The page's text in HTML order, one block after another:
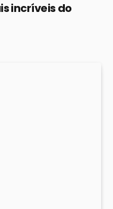
incríveis do